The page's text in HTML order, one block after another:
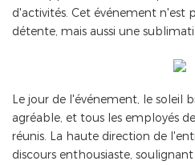
d'activités. Cet événement n'est
détente, mais aussi une
Le jour de l'événement, le soleil
agréable, et tous les employés
réunis. La haute direction de
discours enthousiaste,